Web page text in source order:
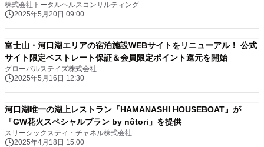
株式会社トータルヘルスコンサルティング
2025年5月20日 09:00
富士山・河口湖エリアの宿泊施設WEBサイトをリニューアル！ 公式
サイト限定ベストレート保証＆会員限定ポイント還元を開始
グローバルステイズ株式会社
2025年5月16日 12:30
河口湖唯一の湖上レストラン『HAMANASHI HOUSEBOAT』が
「GW花火スペシャルプラン by nôtori」を提供
スリーシックスティ・チャネル株式会社
2025年4月18日 15:00